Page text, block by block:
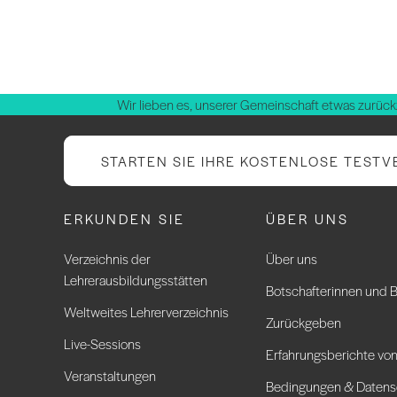
Wir lieben es, unserer Gemeinschaft etwas
STARTEN SIE IHRE KOSTENLOSE
ERKUNDEN SIE
Verzeichnis der
Lehrerausbildungsstätten
Weltweites Lehrerverzeichnis
Live-Sessions
Veranstaltungen
ÜBER UNS
Über uns
Botschafterinnen und
Zurückgeben
Erfahrungsberichte
Bedingungen &